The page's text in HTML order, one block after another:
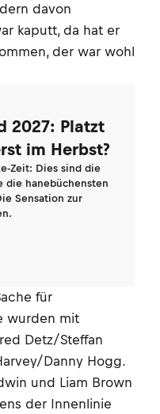
davon
kaputt, da hat er
der war wohl
2027: Platzt
im Herbst?
Zeit: Dies sind die
die hanebüchensten
Sensation zur
für
wurden mit
Detz/Steffan
Danny Hogg.
und Liam Brown
der Innenlinie